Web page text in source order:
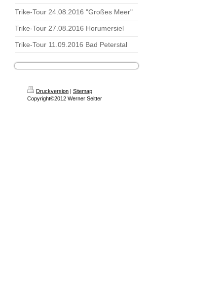
Trike-Tour 24.08.2016 "Großes Meer"
Trike-Tour 27.08.2016 Horumersiel
Trike-Tour 11.09.2016 Bad Peterstal
Druckversion | Sitemap
Copyright©2012 Werner Seitter